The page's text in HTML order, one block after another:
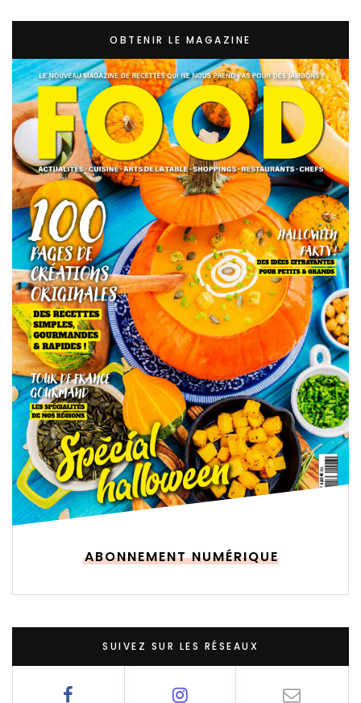
OBTENIR LE MAGAZINE
ABONNEMENT NUMÉRIQUE
SUIVEZ SUR LES RÉSEAUX